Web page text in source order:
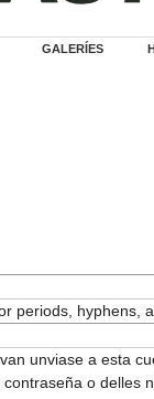
GALERÍES
periods, hyphens,
unviase a esta
o delles